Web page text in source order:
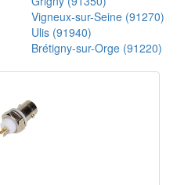
Vigneux-sur-Seine (91270)
Ulis (91940)
Brétigny-sur-Orge (91220)